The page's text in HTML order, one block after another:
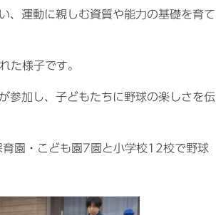
、運動に親しむ資質や能力の基礎を育て
た様子です。
参加し、子どもたちに野球の楽しさを伝
園・こども園7園と小学校12校で野球